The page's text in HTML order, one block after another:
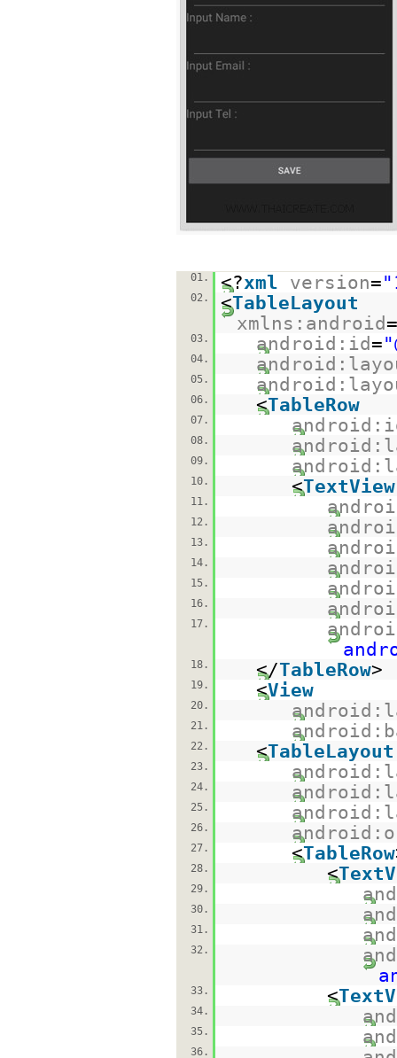
01. <?xml version=
02. <TableLayout
xmlns:android=
03. android:id=
04.
05.
06. <TableRow
07.
08.
09.
10. <TextView
11.
12.
13.
14.
15.
16.
17.
18. </TableRow>
19. <View
20.
21.
22. <TableLayout
23.
24.
25.
26.
27. <TableRow
28. <
29.
30.
31.
32.
33. <
34.
35.
36.